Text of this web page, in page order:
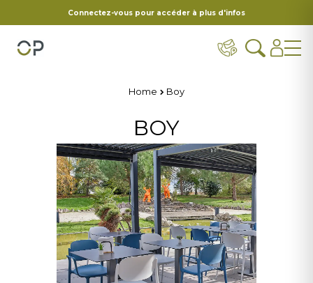
Connectez-vous pour accéder à plus d'infos
Home Boy
BOY